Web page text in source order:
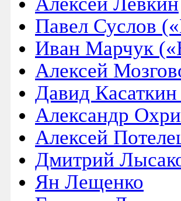
Павел Суслов
Иван Марчук
Алексей
Давид
Александр
Алексей
Дмитрий
Ян Лещенко